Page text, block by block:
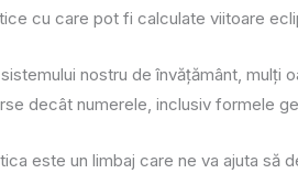
cu care pot fi calculate viitoare
nostru de învățământ,
decât numerele, inclusiv formele
este un limbaj care ne va ajuta să